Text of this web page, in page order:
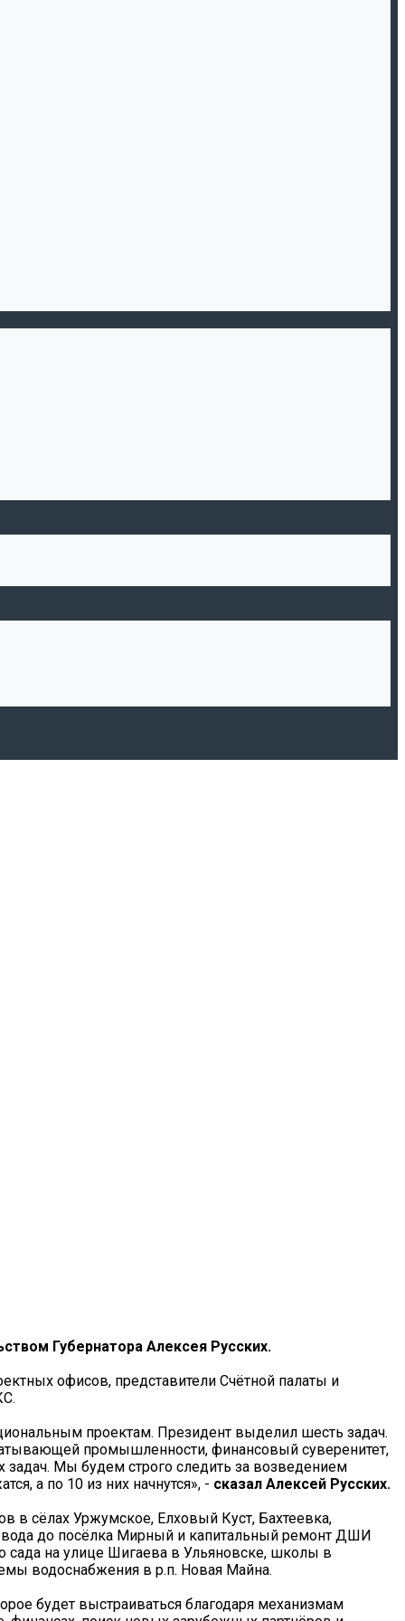
Губернатора Алексея Русских.
офисов, представители Счётной палаты и
проектам. Президент выделил шесть задач.
промышленности, финансовый суверенитет,
Мы будем строго следить за возведением
а по 10 из них начнутся», - сказал Алексей Русских.
в сёлах Уржумское, Елховый Куст, Бахтеевка,
до посёлка Мирный и капитальный ремонт ДШИ
сада на улице Шигаева в Ульяновске, школы в
водоснабжения в р.п. Новая Майна.
будет выстраиваться благодаря механизмам